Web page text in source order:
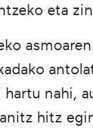
eta
nahi,
hitz